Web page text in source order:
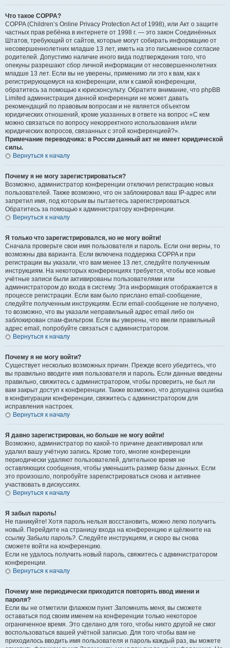
Что такое COPPA?
COPPA (Children’s Online Privacy Protection Act of 1998), или Акт о защите
частных прав ребёнка в интернете от 1998 г. — это закон Соединённых
Штатов, требующий от сайтов, которые могут собирать информацию от
несовершеннолетних младше 13 лет, иметь на это письменное согласие
родителей. Допустимо наличие иного вида подтверждения того, что
опекуны разрешают сбор личной информации от несовершеннолетних
младше 13 лет. Если вы не уверены, применимо ли это к вам, как к
регистрирующемуся на конференции, или к самой конференции,
обратитесь за помощью к юрисконсульту. Обратите внимание, что phpBB
Limited администрация данной конференции не может давать
рекомендаций по правовым вопросам и не является объектом
юридических отношений, кроме указанных в ответе на вопрос «С кем
можно связаться по вопросу некорректного использования и/или
юридических вопросов, связанных с этой конференцией?».
Примечание переводчика: в России данный акт не имеет юридической
силы.
Вернуться к началу
Почему я не могу зарегистрироваться?
Возможно, администратор конференции отключил регистрацию новых
пользователей. Также возможно, что он заблокировал ваш IP-адрес или
запретил имя, под которым вы пытаетесь зарегистрироваться.
Обратитесь за помощью к администратору конференции.
Вернуться к началу
Я только что зарегистрировался, но не могу войти!
Сначала проверьте свои имя пользователя и пароль. Если они верны, то
возможны два варианта. Если включена поддержка COPPA и при
регистрации вы указали, что вам менее 13 лет, следуйте полученным
инструкциям. На некоторых конференциях требуется, чтобы все новые
учётные записи были активированы пользователями или
администратором до входа в систему. Эта информация отображается в
процессе регистрации. Если вам было прислано email-сообщение,
следуйте полученным инструкциям. Если email-сообщение не получено,
то возможно, что вы указали неправильный адрес email либо он
заблокирован спам-фильтром. Если вы уверены, что ввели правильный
адрес email, попробуйте связаться с администратором.
Вернуться к началу
Почему я не могу войти?
Существует несколько возможных причин. Прежде всего убедитесь, что
вы правильно вводите имя пользователя и пароль. Если данные введены
правильно, свяжитесь с администратором, чтобы проверить, не был ли
вам закрыт доступ к конференции. Также возможно, что допущена ошибка
в конфигурации конференции, свяжитесь с администратором для
исправления настроек.
Вернуться к началу
Я давно зарегистрирован, но больше не могу войти!
Возможно, администратор по какой-то причине деактивировал или
удалил вашу учётную запись. Кроме того, многие конференции
периодически удаляют пользователей, длительное время не
оставляющих сообщения, чтобы уменьшить размер базы данных. Если
это произошло, попробуйте зарегистрироваться снова и активнее
участвовать в дискуссиях.
Вернуться к началу
Я забыл пароль!
Не паникуйте! Хотя пароль нельзя восстановить, можно легко получить
новый. Перейдите на страницу входа на конференцию и щёлкните на
ссылку Забыли пароль?. Следуйте инструкциям, и скоро вы снова
сможете войти на конференцию.
Если не удалось получить новый пароль, свяжитесь с администратором
конференции.
Вернуться к началу
Почему мне периодически приходится повторять ввод имени и
пароля?
Если вы не отметили флажком пункт Запомнить меня, вы сможете
оставаться под своим именем на конференции только некоторое
ограниченное время. Это сделано для того, чтобы никто другой не смог
воспользоваться вашей учётной записью. Для того чтобы вам не
приходилось вводить имя пользователя и пароль каждый раз, вы можете